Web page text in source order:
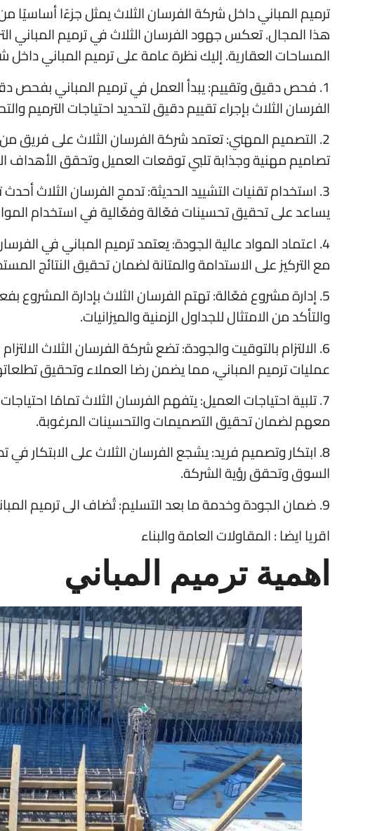
ترميم المباني داخل شركة الفرسان الثلاث يمثل جزءًا
هذا المجال. تعكس جهود الفرسان الثلاث في ترميم المباني
المساحات العقارية. إليك نظرة عامة على ترميم المباني داخل
1. فحص دقيق وتقييم: يبدأ العمل في ترميم المباني بفحص
الفرسان الثلاث بإجراء تقييم دقيق لتحديد احتياجات الترميم
2. التصميم المهني: تعتمد شركة الفرسان الثلاث على فريق
تصاميم مهنية وجذابة تلبي توقعات العميل وتحقق الأهداف
3. استخدام تقنيات التشييد الحديثة: تدمج الفرسان الثلاث
يساعد على تحقيق تحسينات فعّالة وفعّالية في استخدام
4. اعتماد المواد عالية الجودة: يعتمد ترميم المباني في
مع التركيز على الاستدامة والمتانة لضمان تحقيق النتائج
5. إدارة مشروع فعّالة: تهتم الفرسان الثلاث بإدارة المشروع
والتأكد من الامتثال للجداول الزمنية والميزانيات.
6. الالتزام بالتوقيت والجودة: تضع شركة الفرسان الثلاث
عمليات ترميم المباني، مما يضمن رضا العملاء وتحقيق
7. تلبية احتياجات العميل: يتفهم الفرسان الثلاث تمامًا
معهم لضمان تحقيق التصميمات والتحسينات المرغوبة.
8. ابتكار وتصميم فريد: يشجع الفرسان الثلاث على الابتكار
السوق وتحقق رؤية الشركة.
9. ضمان الجودة وخدمة ما بعد التسليم: تُضاف الى ترميم المباني، الفرسان الثلاث يلتزم
اقريا ايضا :المقاولات العامة والبناء
اهمية ترميم المباني